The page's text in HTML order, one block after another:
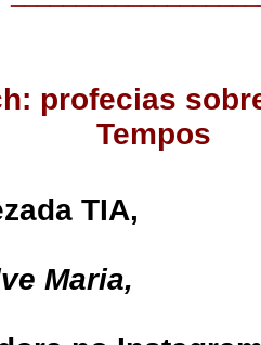
profecias
Tempos
TIA,
Maria,